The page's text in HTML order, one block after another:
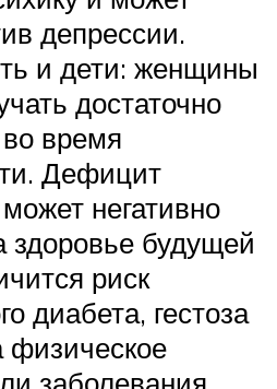
депрессии.
и дети: женщины
достаточно
время
Дефицит
негативно
здоровье будущей
риск
диабета, гестоза